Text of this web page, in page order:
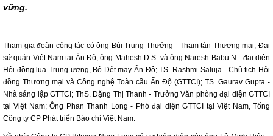
vững.
Tham gia đoàn công tác có ông Bùi Trung Thướng - Tham tán Thương mại, Đại
sứ quán Việt Nam tại Ấn Độ; ông Mahesh D.S. và ông Naresh Babu N - đại diện
Hội đồng lụa Trung ương, Bộ Dệt may Ấn Độ; TS. Rashmi Saluja - Chủ tịch Hội
đồng Thương mại và Công nghệ Toàn cầu Ấn Độ (GTTCI); TS. Gaurav Gupta -
Nhà sáng lập GTTCI; ThS. Đặng Thị Thanh - Trưởng Văn phòng đại diện GTTCI
tại Việt Nam; Ông Phan Thanh Long - Phó đại diện GTTCI tại Việt Nam, Tổng
Công ty CP Phát triển Báo chí Việt Nam.